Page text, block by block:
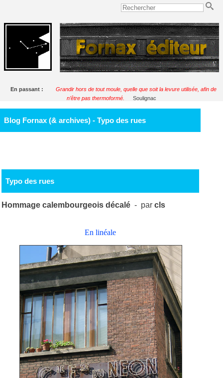
En passant :
Grandir hors de tout moule, quelle que soit la levure utilisée, afin de
n’être pas thermoformé.
Soulignac
Blog Fornax (& archives) - Typo des rues
Typo des rues
Hommage calembourgeois décalé - parcls
En linéale